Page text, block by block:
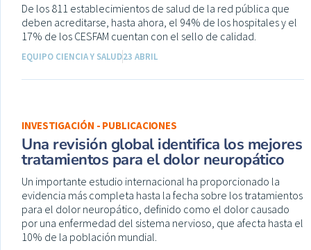
De los 811 establecimientos de salud de la red pública que
deben acreditarse, hasta ahora, el 94% de los hospitales y el
17% de los CESFAM cuentan con el sello de calidad.
EQUIPO CIENCIA Y SALUD23 ABRIL
INVESTIGACIÓN - PUBLICACIONES
Una revisión global identifica los mejores
tratamientos para el dolor neuropático
Un importante estudio internacional ha proporcionado la
evidencia más completa hasta la fecha sobre los tratamientos
para el dolor neuropático, definido como el dolor causado
por una enfermedad del sistema nervioso, que afecta hasta el
10% de la población mundial.